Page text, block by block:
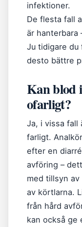
infektioner.
De flesta fall
är hanterbara
Ju tidigare du
desto bättre
Kan blod
ofarligt?
Ja, i vissa fall
farligt.
efter en
avföring –
med tillsyn
av körtlarna.
från hård
kan också ge